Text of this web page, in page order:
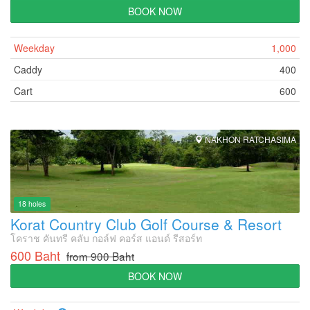
BOOK NOW
Weekday
1,000
Caddy
400
Cart
600
NAKHON RATCHASIMA
18 holes
Korat Country Club Golf Course & Resort
โคราช คันทรี คลับ กอล์ฟ คอร์ส แอนด์ รีสอร์ท
600 Baht from 900 Baht
BOOK NOW